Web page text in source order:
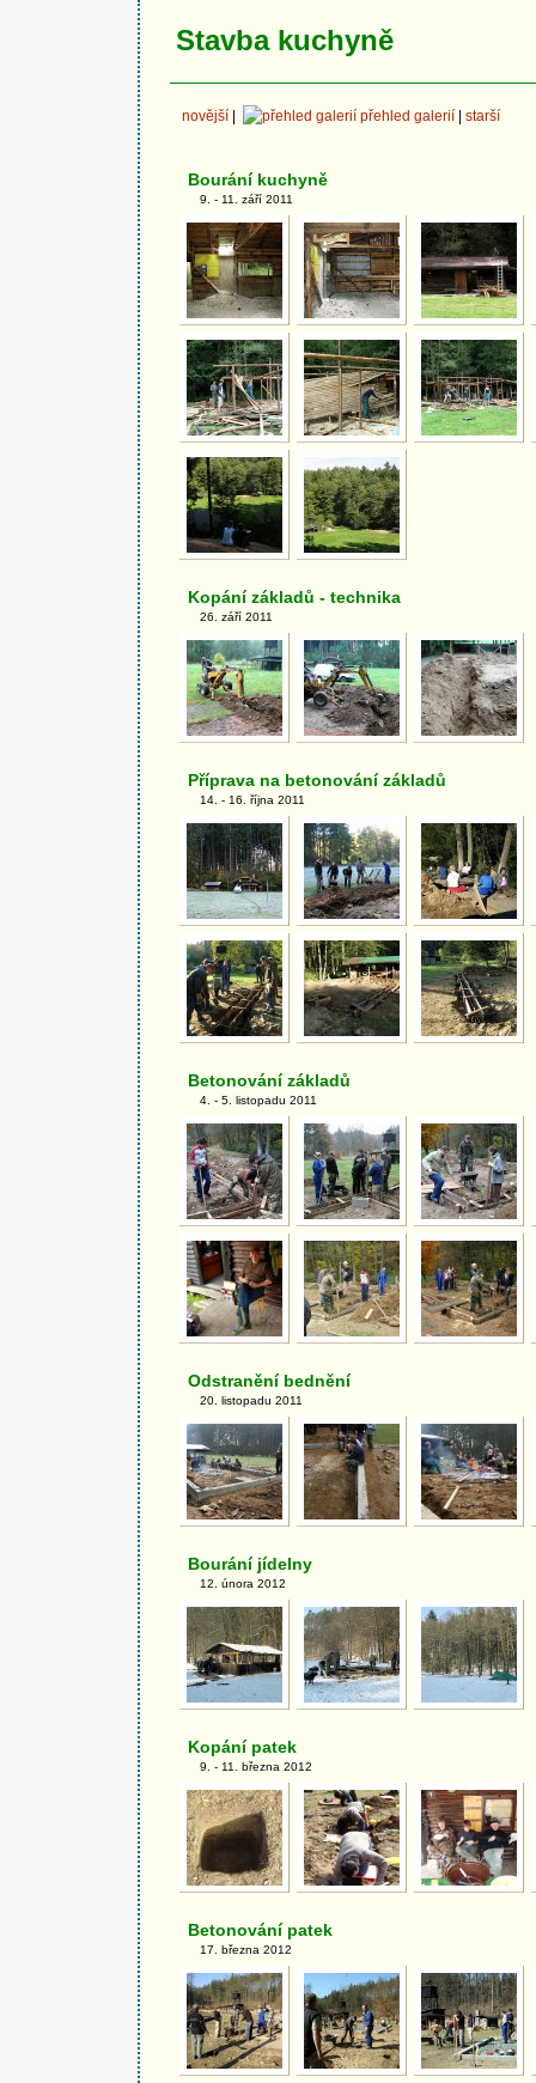
Stavba kuchyně
novější přehled galerií starší
Bourání kuchyně
9. - 11. září 2011
Kopání základů - technika
26. září 2011
Příprava na betonování základů
14. - 16. října 2011
Betonování základů
4. - 5. listopadu 2011
Odstranění bednění
20. listopadu 2011
Bourání jídelny
12. února 2012
Kopání patek
9. - 11. března 2012
Betonování patek
17. března 2012